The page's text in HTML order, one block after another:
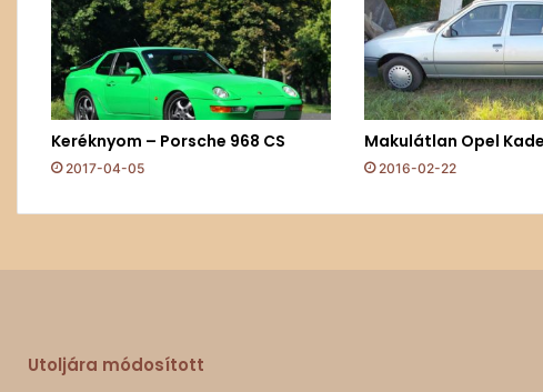
Keréknyom – Porsche 968 CS
2017-04-05
Makulátlan Opel
2016-02-22
Utoljára módosított